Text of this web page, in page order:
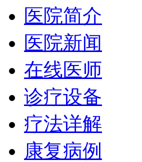
医院简介
医院新闻
在线医师
诊疗设备
疗法详解
康复病例